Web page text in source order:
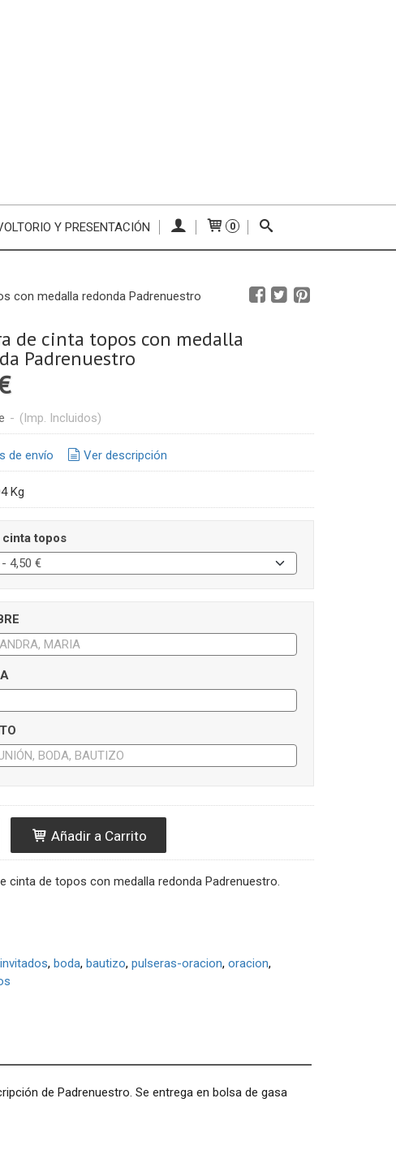
Y PRESENTACIÓN 0
con medalla redonda Padrenuestro
de cinta topos con medalla
Padrenuestro
- (Imp. Incluidos)
de envío Ver descripción
Kg
cinta topos
Añadir a Carrito
cinta de topos con medalla redonda Padrenuestro.
boda bautizo pulseras-oracion oracion
de Padrenuestro. Se entrega en bolsa de gasa